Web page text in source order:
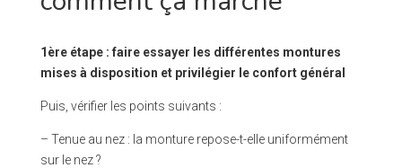
1ère étape : faire essayer les différentes montures
mises à disposition et privilégier le confort général
Puis, vérifier les points suivants :
– Tenue au nez : la monture repose-t-elle uniformément
sur le nez ?